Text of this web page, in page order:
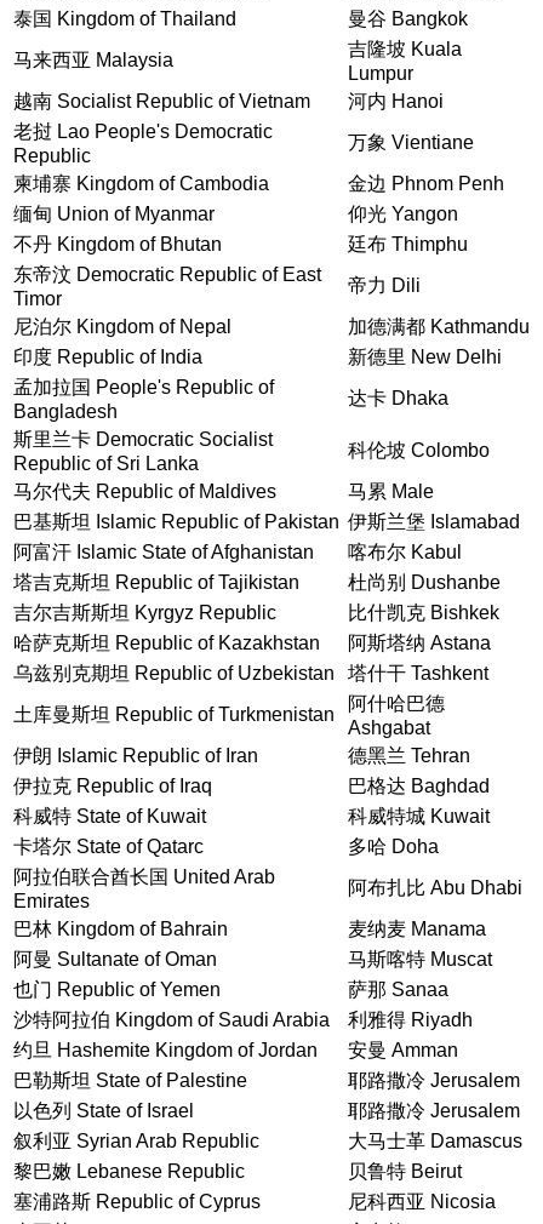
泰国 Kingdom of Thailand
曼谷 Bangkok
马来西亚 Malaysia
吉隆坡 Kuala
Lumpur
越南 Socialist Republic of Vietnam
河内 Hanoi
老挝 Lao People's Democratic
Republic
万象 Vientiane
柬埔寨 Kingdom of Cambodia
金边 Phnom Penh
缅甸 Union of Myanmar
仰光 Yangon
不丹 Kingdom of Bhutan
廷布 Thimphu
东帝汶 Democratic Republic of East
Timor
帝力 Dili
尼泊尔 Kingdom of Nepal
加德满都 Kathmandu
印度 Republic of India
新德里 New Delhi
孟加拉国 People's Republic of
Bangladesh
达卡 Dhaka
斯里兰卡 Democratic Socialist
Republic of Sri Lanka
科伦坡 Colombo
马尔代夫 Republic of Maldives
马累 Male
巴基斯坦 Islamic Republic of Pakistan 伊斯兰堡 Islamabad
阿富汗 Islamic State of Afghanistan
喀布尔 Kabul
塔吉克斯坦 Republic of Tajikistan
杜尚别 Dushanbe
吉尔吉斯斯坦 Kyrgyz Republic
比什凯克 Bishkek
哈萨克斯坦 Republic of Kazakhstan
阿斯塔纳 Astana
乌兹别克期坦 Republic of Uzbekistan
塔什干 Tashkent
土库曼斯坦 Republic of Turkmenistan
阿什哈巴德
Ashgabat
伊朗 Islamic Republic of Iran
德黑兰 Tehran
伊拉克 Republic of Iraq
巴格达 Baghdad
科威特 State of Kuwait
科威特城 Kuwait
卡塔尔 State of Qatarc
多哈 Doha
阿拉伯联合酋长国 United Arab
Emirates
阿布扎比 Abu Dhabi
巴林 Kingdom of Bahrain
麦纳麦 Manama
阿曼 Sultanate of Oman
马斯喀特 Muscat
也门 Republic of Yemen
萨那 Sanaa
沙特阿拉伯 Kingdom of Saudi Arabia
利雅得 Riyadh
约旦 Hashemite Kingdom of Jordan
安曼 Amman
巴勒斯坦 State of Palestine
耶路撒冷 Jerusalem
以色列 State of Israel
耶路撒冷 Jerusalem
叙利亚 Syrian Arab Republic
大马士革 Damascus
黎巴嫩 Lebanese Republic
贝鲁特 Beirut
塞浦路斯 Republic of Cyprus
尼科西亚 Nicosia